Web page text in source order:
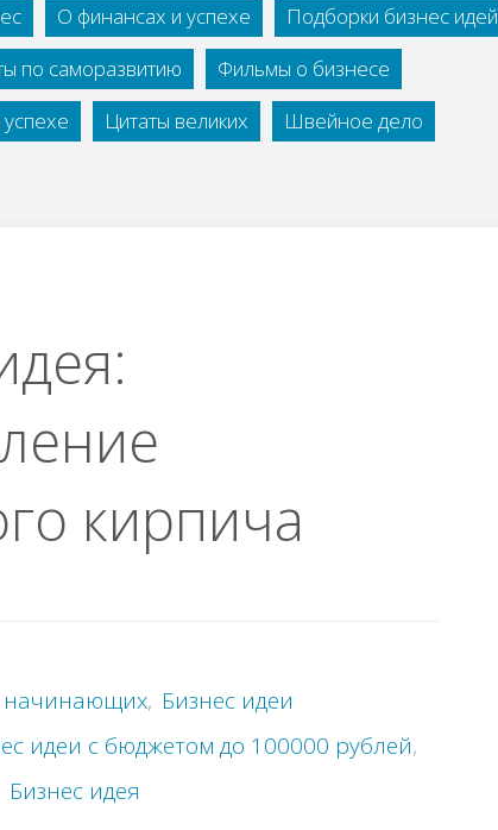
О финансах и успехе
Подборки бизнес идей
по саморазвитию
Фильмы о бизнесе
Цитаты великих Швейное дело
киpпичa
начинающих, Бизнес идеи
идеи с бюджетом до 100000 рублей,
Бизнес идея